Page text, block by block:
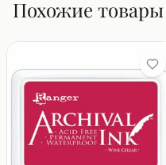
Похожие товары